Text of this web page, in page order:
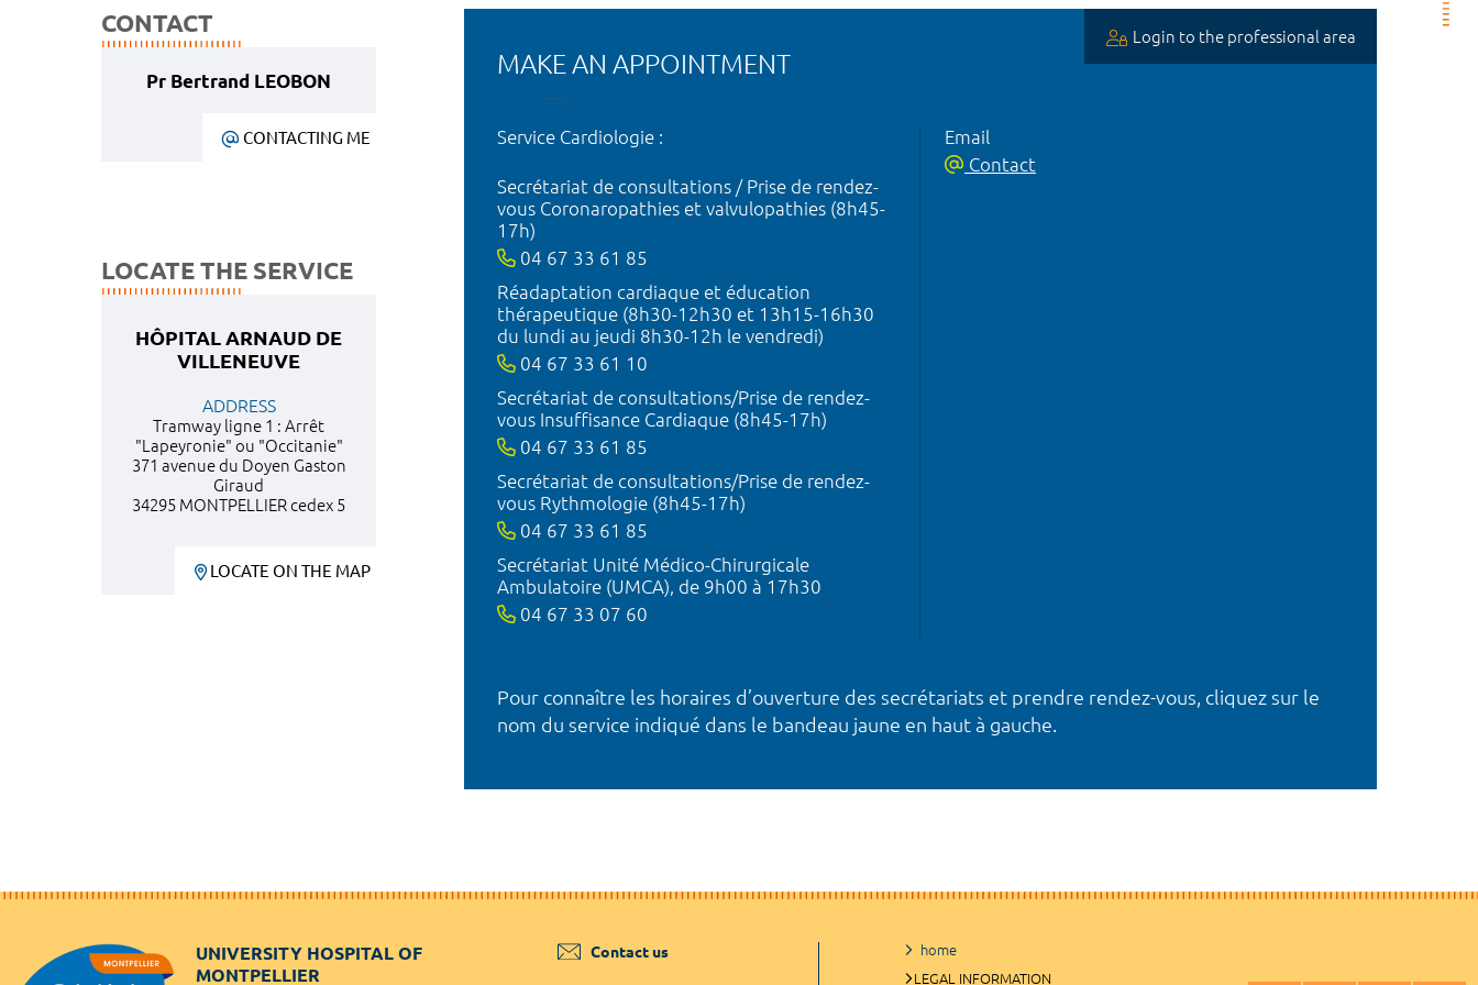
CONTACT
Pr Bertrand LEOBON
CONTACTING ME
LOCATE THE SERVICE
HÔPITAL ARNAUD DE
VILLENEUVE
ADDRESS
Tramway ligne 1 : Arrêt
"Lapeyronie" ou "Occitanie"
371 avenue du Doyen Gaston
Giraud
34295 MONTPELLIER cedex 5
LOCATE ON THE MAP
MAKE AN APPOINTMENT
Login to the professional area
Service Cardiologie :
Secrétariat de consultations / Prise de rendez-
vous Coronaropathies et valvulopathies (8h45-
17h)
04 67 33 61 85
Réadaptation cardiaque et éducation
thérapeutique (8h30-12h30 et 13h15-16h30
du lundi au jeudi 8h30-12h le vendredi)
04 67 33 61 10
Secrétariat de consultations/Prise de rendez-
vous Insuffisance Cardiaque (8h45-17h)
04 67 33 61 85
Secrétariat de consultations/Prise de rendez-
vous Rythmologie (8h45-17h)
04 67 33 61 85
Secrétariat Unité Médico-Chirurgicale
Ambulatoire (UMCA), de 9h00 à 17h30
04 67 33 07 60
Email
Contact
Pour connaître les horaires d’ouverture des secrétariats et prendre rendez-vous, cliquez sur le
nom du service indiqué dans le bandeau jaune en haut à gauche.
UNIVERSITY HOSPITAL OF
MONTPELLIER
Contact us
home
LEGAL INFORMATION